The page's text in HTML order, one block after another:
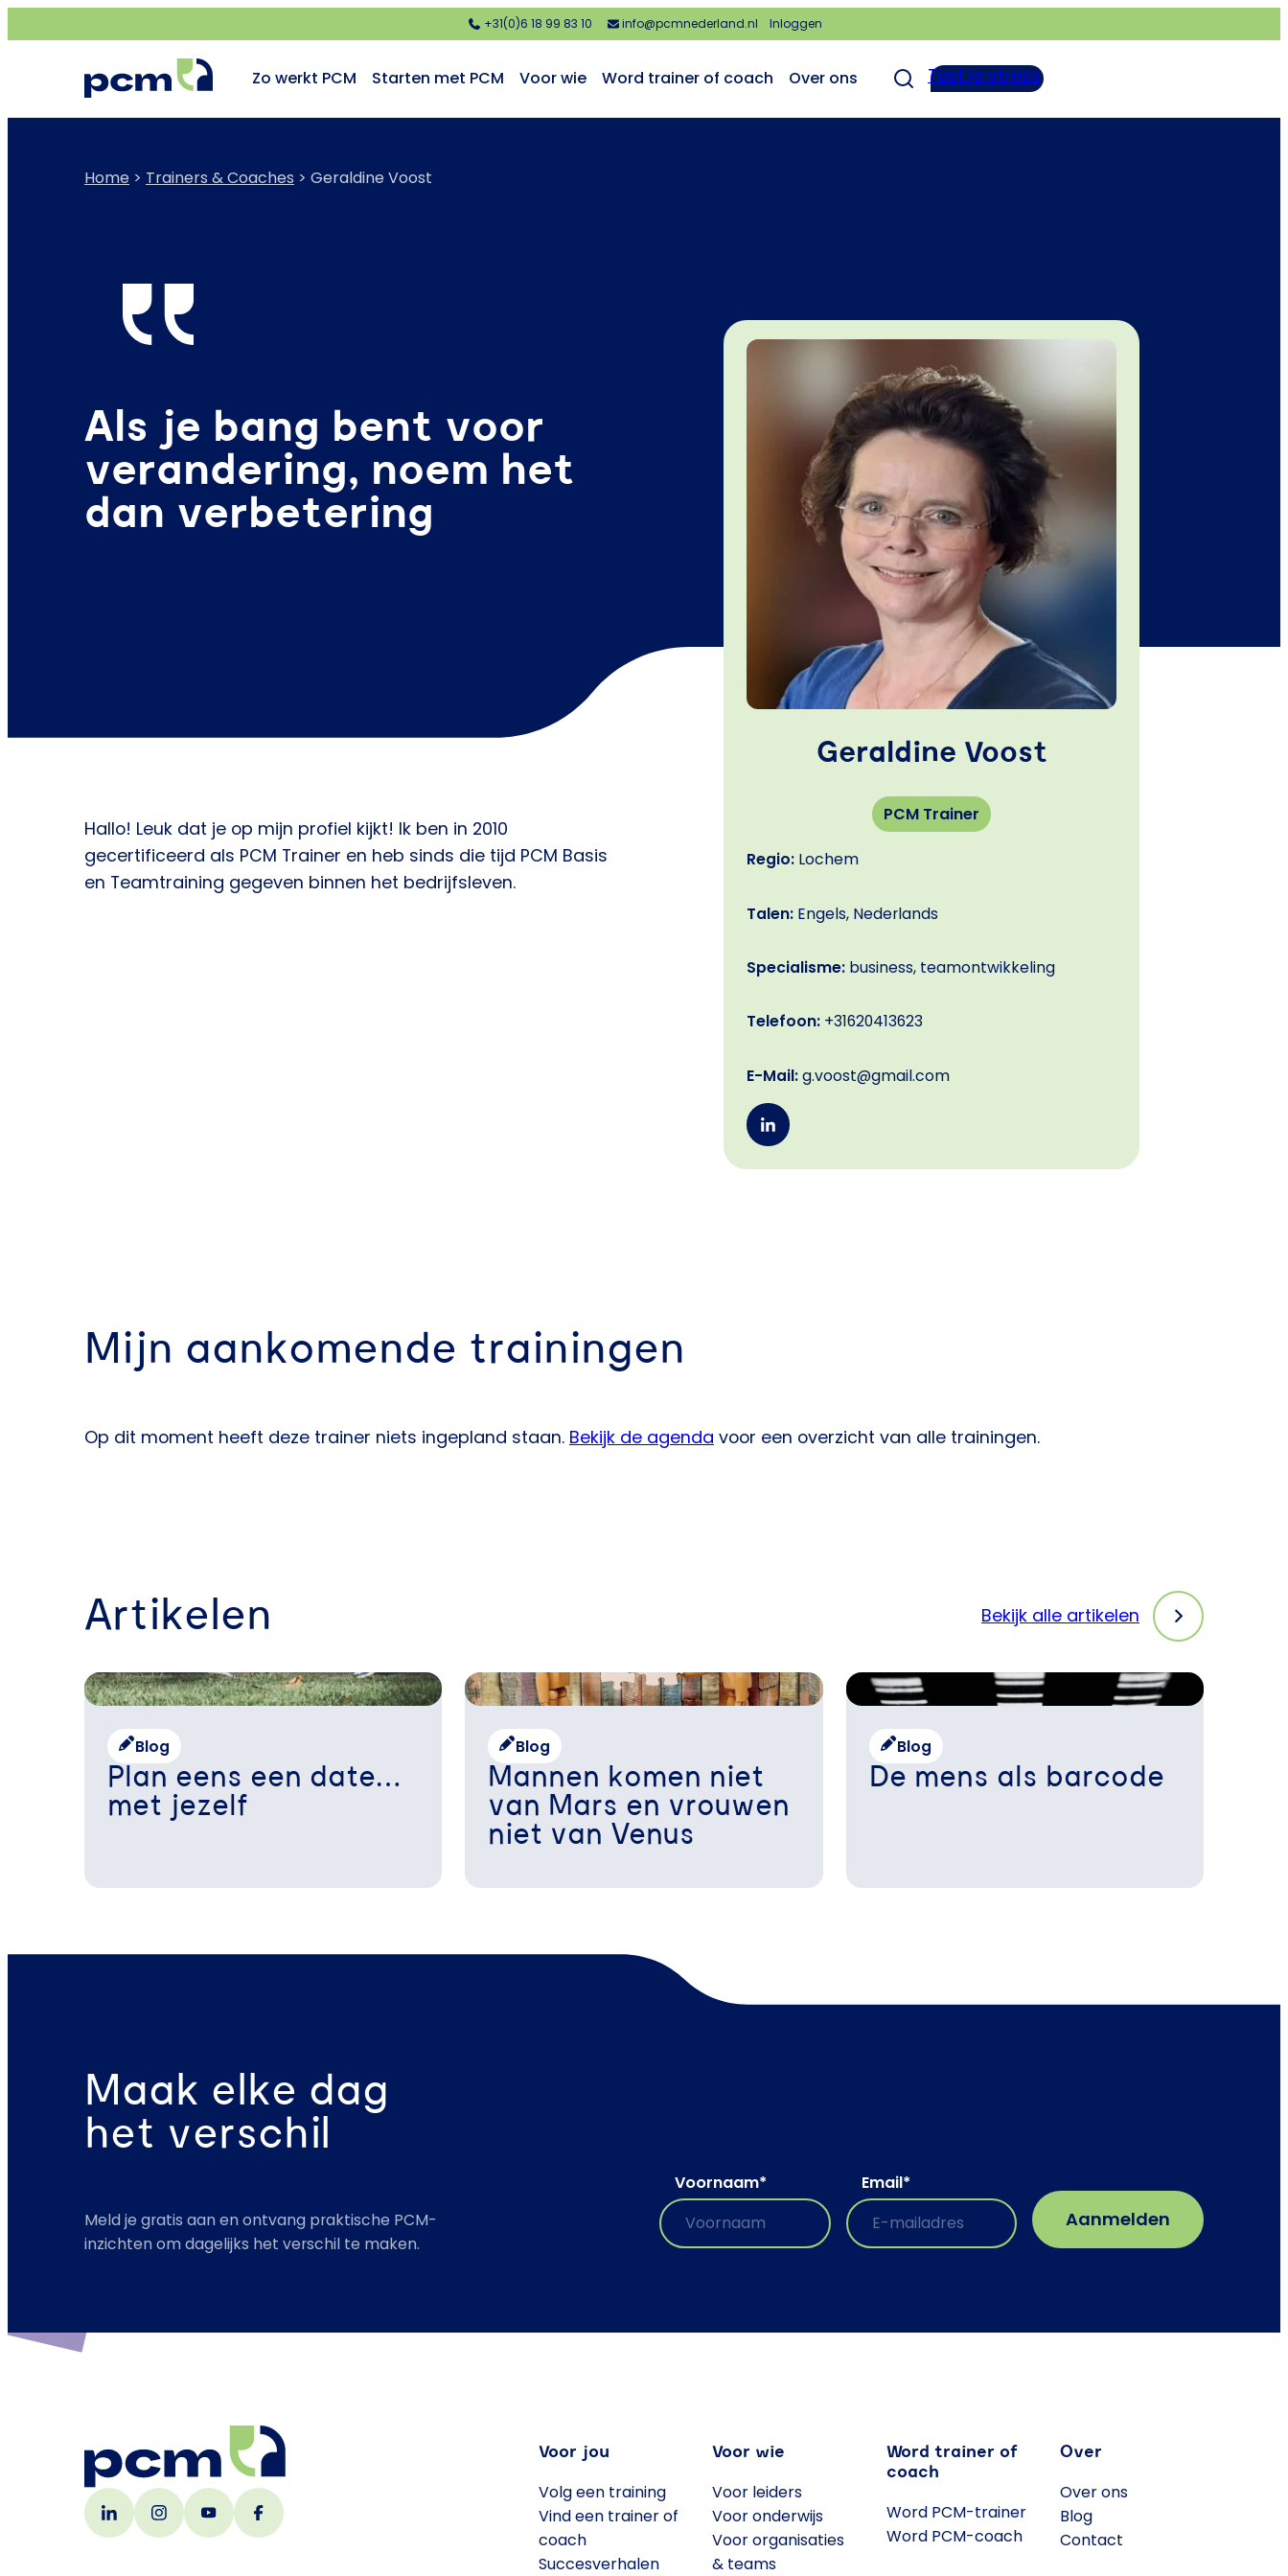
+31(0)6 18 99 83 10 info@pcmnederland.nl Inloggen
Zo werkt PCM Starten met PCM Voor wie Word trainer of coach Over ons Test je stress
Home > Trainers & Coaches > Geraldine Voost
Als je bang bent voor
verandering, noem het
dan verbetering
Hallo! Leuk dat je op mijn profiel kijkt! Ik ben in 2010
gecertificeerd als PCM Trainer en heb sinds die tijd PCM Basis
en Teamtraining gegeven binnen het bedrijfsleven.
Geraldine Voost
PCM Trainer
Regio: Lochem
Talen: Engels, Nederlands
Specialisme: business, teamontwikkeling
Telefoon: +31620413623
E-Mail:g.voost@gmail.com
Mijn aankomende trainingen
Op dit moment heeft deze trainer niets ingepland staan. Bekijk de agenda voor een overzicht van alle trainingen.
Artikelen Bekijk alle artikelen
Blog
Plan eens een date…
met jezelf
Blog
Mannen komen niet
van Mars en vrouwen
niet van Venus
Blog
De mens als barcode
Maak elke dag
het verschil
Meld je gratis aan en ontvang praktische PCM-
inzichten om dagelijks het verschil te maken.
Voornaam* Email*
Voor jou
Volg een training
Vind een trainer of
coach
Succesverhalen
Voor wie
Voor leiders
Voor onderwijs
Voor organisaties
& teams
Word trainer of
coach
Word PCM-trainer
Word PCM-coach
Over
Over ons
Blog
Contact